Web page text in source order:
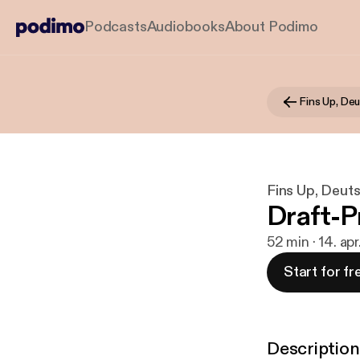
PodcastsAudiobooksAbout Podimo
Fins Up,
Fins Up,
Draft-
52 min · 14.
Start for
Description